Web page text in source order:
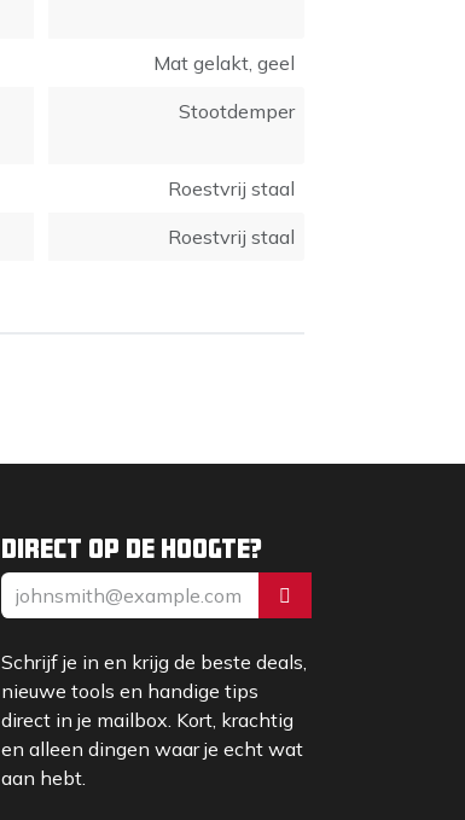
Mat gelakt, geel
Stootdemper
Roestvrij staal
Roestvrij staal
Direct op de hoogte?
Schrijf je in en krijg de beste deals,
nieuwe tools en handige tips
direct in je mailbox. Kort, krachtig
en alleen dingen waar je echt wat
aan hebt.